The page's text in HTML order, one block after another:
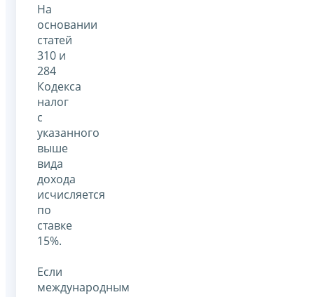
На
основании
статей
310 и
284
Кодекса
налог
с
указанного
выше
вида
дохода
исчисляется
по
ставке
15%.
Если
международным